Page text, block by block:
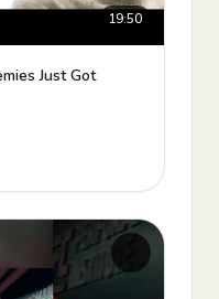
19:50
Just Got